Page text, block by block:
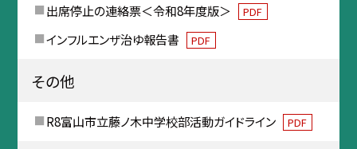
出席停止の連絡票＜令和8年度版＞ PDF
インフルエンザ治ゆ報告書 PDF
その他
R8富山市立藤ノ木中学校部活動ガイドライン PDF